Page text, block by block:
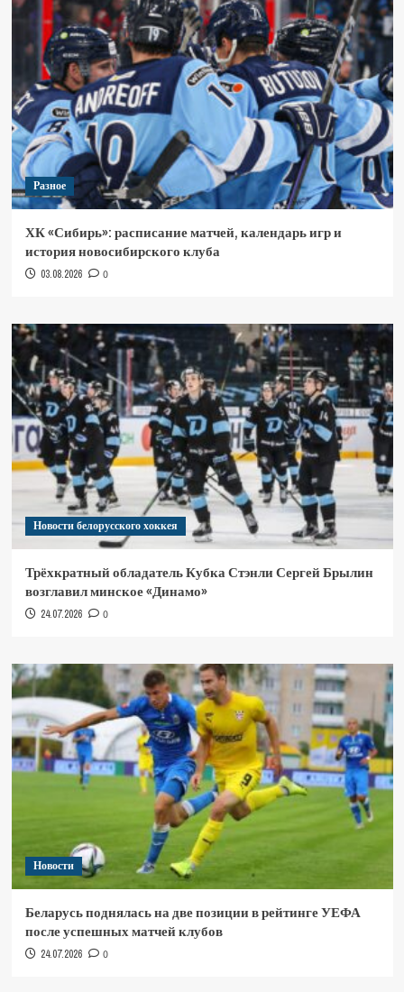
Разное
ХК «Сибирь»: расписание матчей, календарь игр и
история новосибирского клуба
03.08.2026 0
Новости белорусского хоккея
Трёхкратный обладатель Кубка Стэнли Сергей Брылин
возглавил минское «Динамо»
24.07.2026 0
Новости
Беларусь поднялась на две позиции в рейтинге УЕФА
после успешных матчей клубов
24.07.2026 0